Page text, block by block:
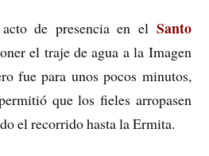
de presencia en el Santo
el traje de agua a la Imagen
fue para unos pocos minutos,
que los fieles arropasen
el recorrido hasta la Ermita.